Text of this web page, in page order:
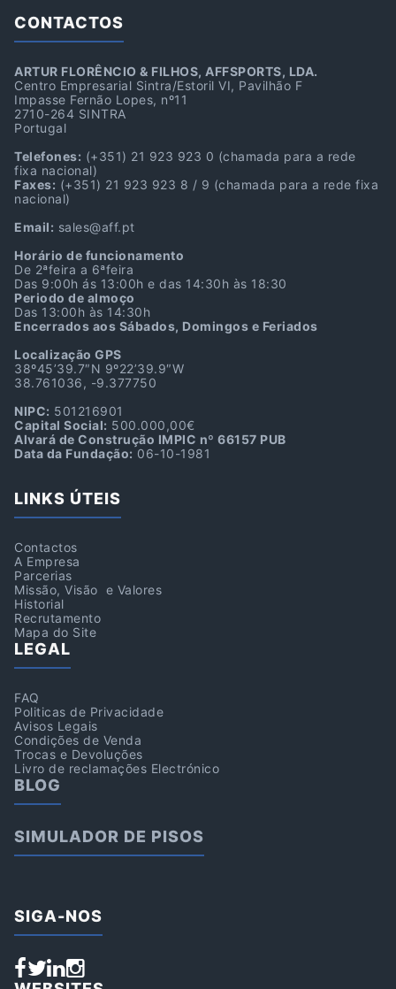
CONTACTOS
ARTUR FLORÊNCIO & FILHOS, AFFSPORTS, LDA.
Centro Empresarial Sintra/Estoril VI, Pavilhão F
Impasse Fernão Lopes, nº11
2710-264 SINTRA
Portugal
Telefones: (+351) 21 923 923 0 (chamada para a rede
fixa nacional)
Faxes: (+351) 21 923 923 8 / 9 (chamada para a rede fixa
nacional)
Email: sales@aff.pt
Horário de funcionamento
De 2ªfeira a 6ªfeira
Das 9:00h ás 13:00h e das 14:30h às 18:30
Periodo de almoço
Das 13:00h às 14:30h
Encerrados aos Sábados, Domingos e Feriados
Localização GPS
38º45’39.7″N 9º22’39.9″W
38.761036, -9.377750
NIPC: 501216901
Capital Social: 500.000,00€
Alvará de Construção IMPIC nº 66157 PUB
Data da Fundação: 06-10-1981
LINKS ÚTEIS
Contactos
A Empresa
Parcerias
Missão, Visão e Valores
Historial
Recrutamento
Mapa do Site
LEGAL
FAQ
Politicas de Privacidade
Avisos Legais
Condições de Venda
Trocas e Devoluções
Livro de reclamações Electrónico
BLOG
SIMULADOR DE PISOS
SIGA-NOS